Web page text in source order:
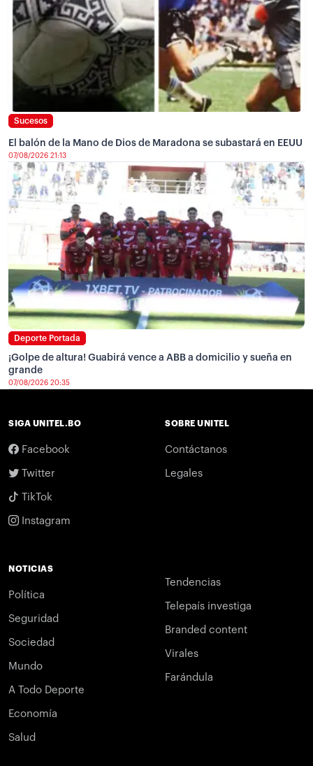
Sucesos
El balón de la Mano de Dios de Maradona se subastará en EEUU
07/08/2026 21:13
Deporte Portada
¡Golpe de altura! Guabirá vence a ABB a domicilio y sueña en
grande
07/08/2026 20:35
SIGA UNITEL.BO
Facebook
Twitter
TikTok
Instagram
SOBRE UNITEL
Contáctanos
Legales
NOTICIAS
Política
Seguridad
Sociedad
Mundo
A Todo Deporte
Economía
Salud
Tendencias
Telepaís investiga
Branded content
Virales
Farándula